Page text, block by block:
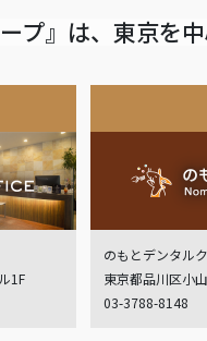
プ』は、東京を
1F
のもとデンタル
東京都品川区小
03-3788-8148